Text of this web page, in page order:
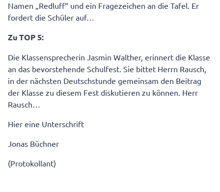
Namen „Redluff“ und ein Fragezeichen an die Tafel. Er
fordert die Schüler auf…
Zu TOP 5:
Die Klassensprecherin Jasmin Walther, erinnert die Klasse
an das bevorstehende Schulfest. Sie bittet Herrn Rausch,
in der nächsten Deutschstunde gemeinsam den Beitrag
der Klasse zu diesem Fest diskutieren zu können. Herr
Rausch…
Hier eine Unterschrift
Jonas Büchner
(Protokollant)